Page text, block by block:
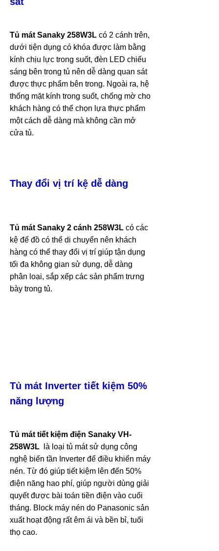
Tủ mát Sanaky 258W3L có 2 cánh trên,
dưới tiện dụng có khóa được làm bằng
kính chịu lực trong suốt, đèn LED chiếu
sáng bên trong tủ nên dễ dàng quan sát
được thực phẩm bên trong. Ngoài ra, hệ
thống mặt kính trong suốt, chống mờ cho
khách hàng có thể chọn lựa thực phẩm
một cách dễ dàng mà không cần mở
cửa tủ.
Thay đổi vị trí kệ dễ dàng
Tủ mát Sanaky 2 cánh 258W3L có các
kệ để đồ có thể di chuyển nên khách
hàng có thể thay đổi vị trí giúp tận dụng
tối đa không gian sử dụng, dễ dàng
phân loại, sắp xếp các sản phẩm trưng
bày trong tủ.
Tủ mát Inverter tiết kiệm 50%
năng lượng
Tủ mát tiết kiệm điện Sanaky VH-
258W3L
là loại tủ mát sử dụng công
nghệ biến tần Inverter để điều khiển máy
nén. Từ đó giúp tiết kiệm lên đến 50%
điện năng hao phí, giúp người dùng giải
quyết được bài toán tiền điện vào cuối
tháng. Block máy nén do Panasonic sản
xuất hoạt động rất êm ái và bền bỉ, tuổi
thọ cao.